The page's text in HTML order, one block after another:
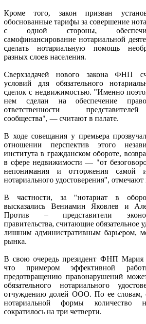
Кроме того, закон призван
обоснованные тарифы за совершение
с одной стороны,
самофинансирование нотариальной
сделать нотариальную помощь
разных слоев населения.
Сверхзадачей нового закона ФНП
условий для обязательного
сделок с недвижимостью. "Именно
нем сделан на обеспечение
ответственности
сообщества", — считают в палате.
В ходе совещания у премьера
отношении перспектив этого
института в гражданском обороте,
в сфере недвижимости — "от
непонимания и отторжения самой
нотариального удостоверения",
В частности, за "нотариат в
высказались Вениамин Яковлев и
Против – представители
правительства, считающие обязательное
лишним административным барьером,
рынка.
В свою очередь президент ФНП Мария
что примером эффективной
предотвращению правонарушений
обязательного нотариального
отчуждению долей ООО. По ее словам,
нотариальной формы количество
сократилось на три четверти.